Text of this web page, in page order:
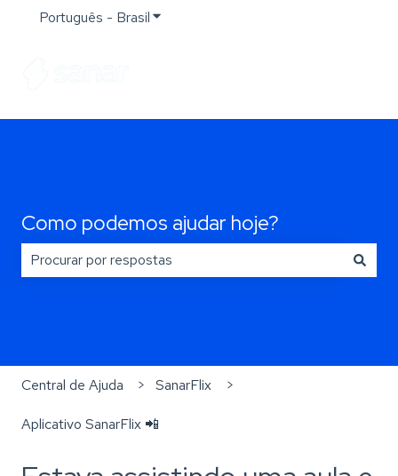
Português - BrasilMostrar submenu para traduções
Como podemos ajudar hoje?
Central de Ajuda SanarFlix
Aplicativo SanarFlix 📲